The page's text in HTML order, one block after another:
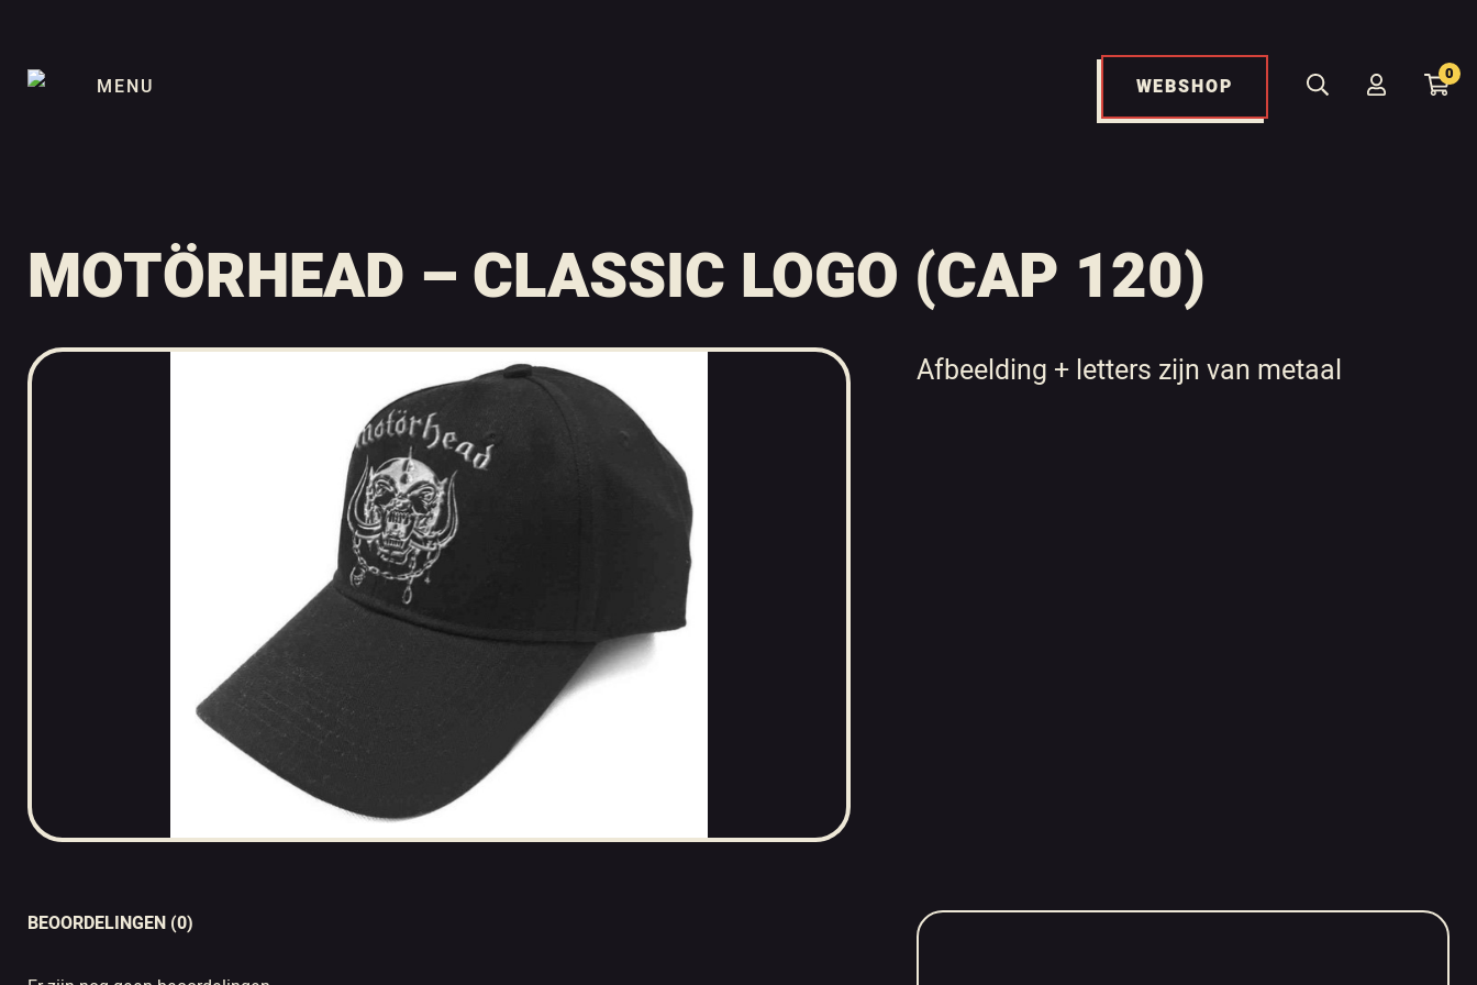
MENU WEBSHOP
0
MOTÖRHEAD – CLASSIC LOGO (CAP 120)
Afbeelding + letters zijn van metaal
BEOORDELINGEN (0)